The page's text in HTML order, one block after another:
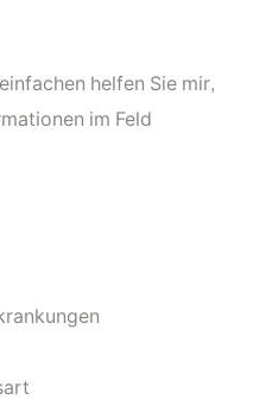
helfen Sie mir,
im Feld